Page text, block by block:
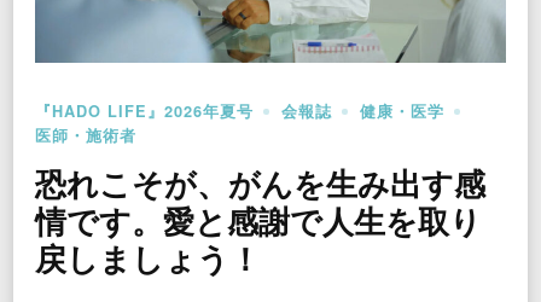
『HADO LIFE』2026年夏号 会報誌
健康・医学
医師・施術者
恐れこそが、がんを生み出す感
情です。愛と感謝で人生を取り
戻しましょう！